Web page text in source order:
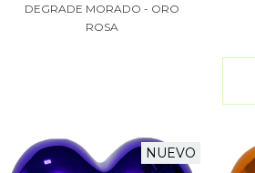
DEGRADE MORADO - ORO
ROSA
NUEVO